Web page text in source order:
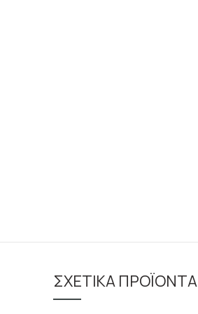
ΣΧΕΤΙΚΆ ΠΡΟΪΌΝΤΑ